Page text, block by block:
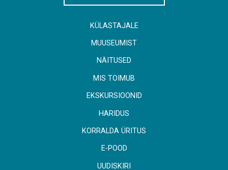
KÜLASTAJALE
MUUSEUMIST
NÄITUSED
MIS TOIMUB
EKSKURSIOONID
HARIDUS
KORRALDA ÜRITUS
E-POOD
UUDISKIRI